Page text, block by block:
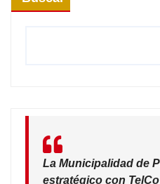
La Municipalidad de
estratégico con